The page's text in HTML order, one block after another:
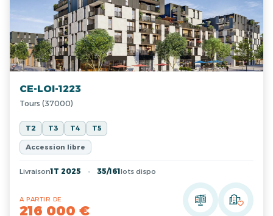
CE-LOI-1223
Tours (37000)
T2 T3 T4 T5
Accession libre
Livraison1T 2025 35/161 lots dispo
A PARTIR DE
216 000 €